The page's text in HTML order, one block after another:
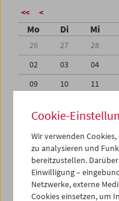
<< <
Mo Di Mi
26 27 28
02
03 04
09
10 11
23
24 25
30
31 01
iCalender
Cookie-
Wir verwenden
zu analysieren und
bereitzustellen.
Einwilligung –
Netzwerke, externe
Cookies einsetzen, um